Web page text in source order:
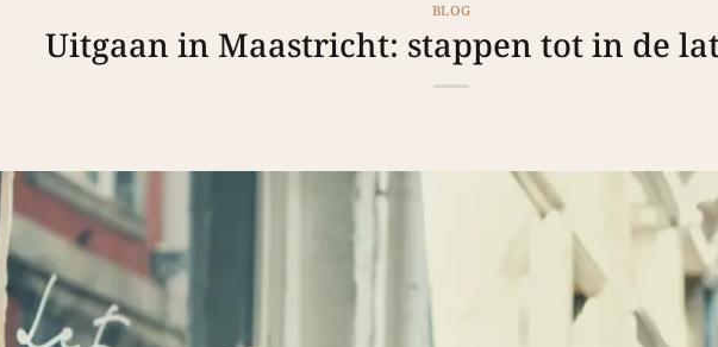
BLOG
Uitgaan in Maastricht: stappen tot in de